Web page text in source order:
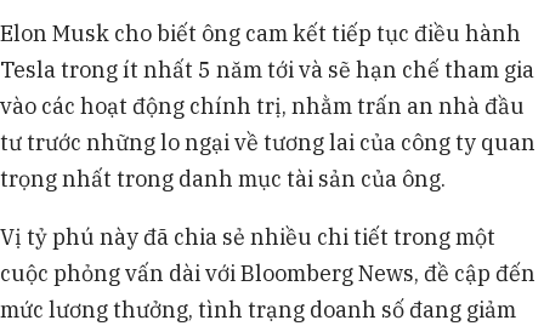
Elon Musk cho biết ông cam kết tiếp tục điều hành
Tesla trong ít nhất 5 năm tới và sẽ hạn chế tham gia
vào các hoạt động chính trị, nhằm trấn an nhà đầu
tư trước những lo ngại về tương lai của công ty quan
trọng nhất trong danh mục tài sản của ông.
Vị tỷ phú này đã chia sẻ nhiều chi tiết trong một
cuộc phỏng vấn dài với Bloomberg News, đề cập đến
mức lương thưởng, tình trạng doanh số đang giảm